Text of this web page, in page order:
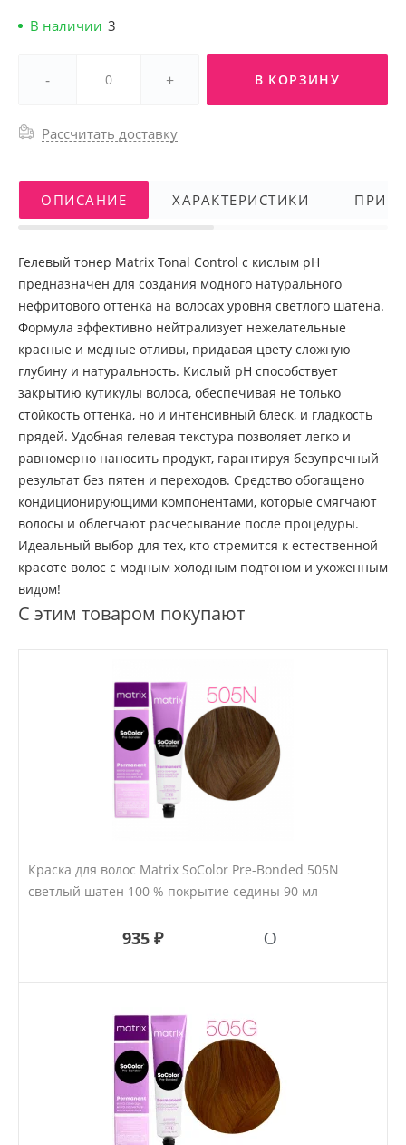
В наличии 3
- + В КОРЗИНУ
Рассчитать доставку
ОПИСАНИЕ ХАРАКТЕРИСТИКИ
Гелевый тонер Matrix Tonal Control с кислым pH
предназначен для создания модного натурального
нефритового оттенка на волосах уровня светлого шатена.
Формула эффективно нейтрализует нежелательные
красные и медные отливы, придавая цвету сложную
глубину и натуральность. Кислый pH способствует
закрытию кутикулы волоса, обеспечивая не только
стойкость оттенка, но и интенсивный блеск, и гладкость
прядей. Удобная гелевая текстура позволяет легко и
равномерно наносить продукт, гарантируя безупречный
результат без пятен и переходов. Средство обогащено
кондиционирующими компонентами, которые смягчают
волосы и облегчают расчесывание после процедуры.
Идеальный выбор для тех, кто стремится к естественной
красоте волос с модным холодным подтоном и ухоженным
видом!
С этим товаром покупают
Краска для волос Matrix SoColor Pre-Bonded 505N
светлый шатен 100 % покрытие седины 90 мл
935 ₽